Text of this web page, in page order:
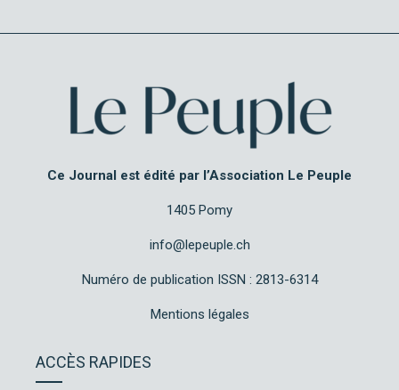
Ce Journal est édité par l’Association Le Peuple
1405 Pomy
info@lepeuple.ch
Numéro de publication ISSN : 2813-6314
Mentions légales
ACCÈS RAPIDES